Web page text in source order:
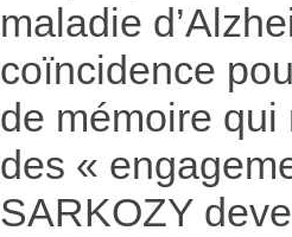
maladie
coïncidence
de mémoire qui
des «
SARKOZY